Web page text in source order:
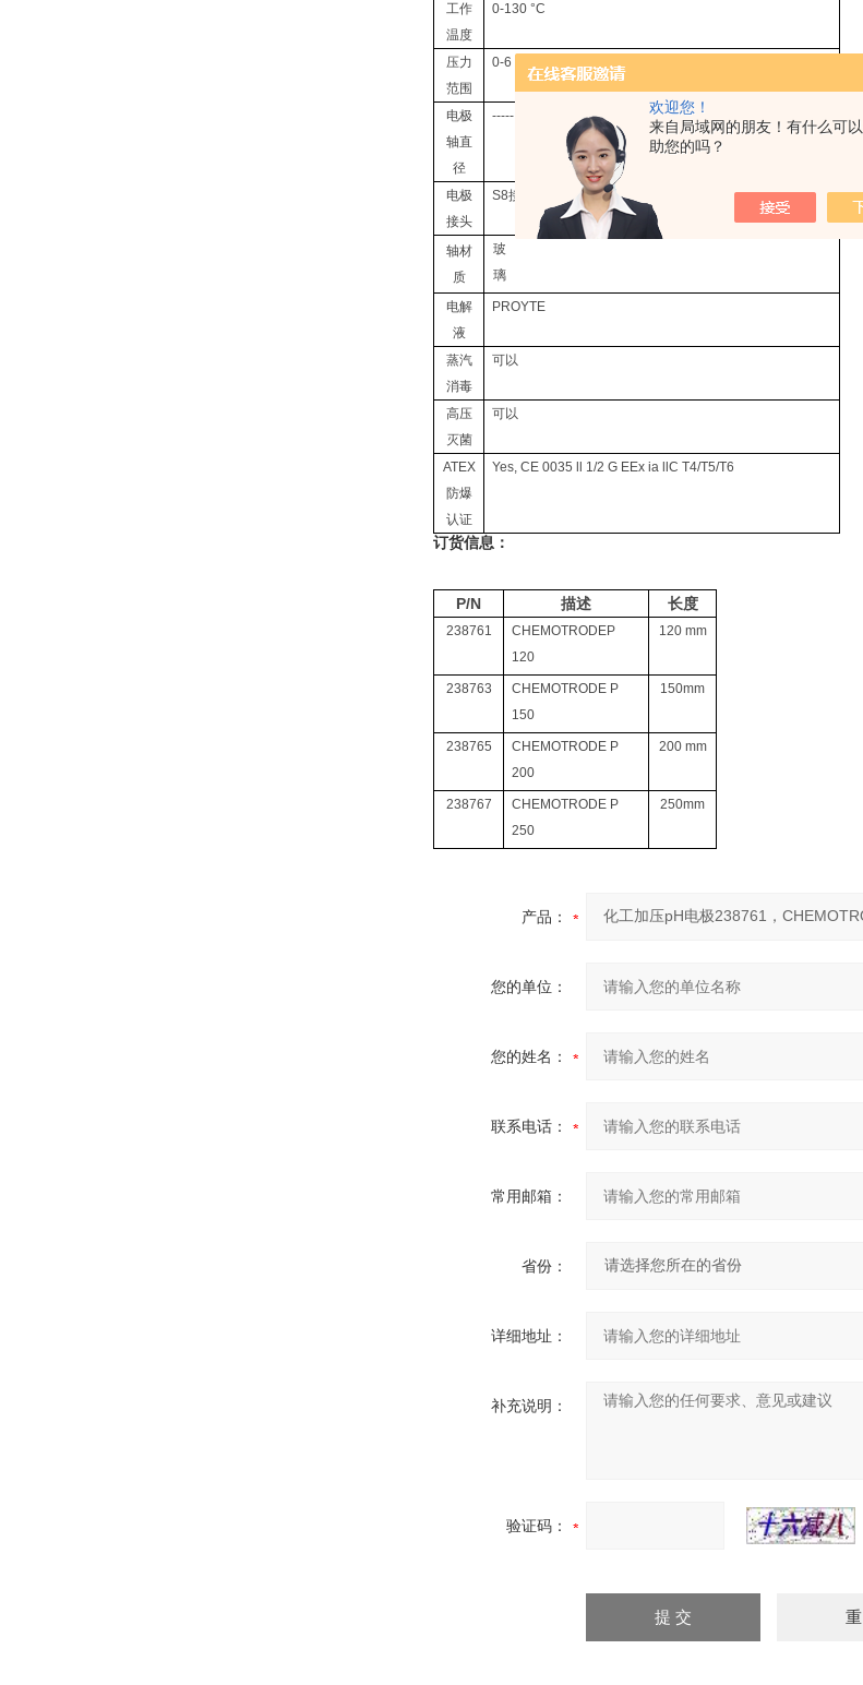
欢迎您！
来自局域网的朋友！有什么可
助您的吗？
工作
温度
0-130 °C
压力
范围
0-6 bar
电极
轴直
径
-----
电极
接头
S8接头
轴材
质
玻
璃
电解
液
PROYTE
蒸汽
消毒
可以
高压
灭菌
可以
ATEX
防爆
认证
Yes, CE 0035 ll 1/2 G EEx ia llC T4/T5/T6
订货信息：
P/N 描述 长度
238761 CHEMOTRODEP
120
120 mm
238763
CHEMOTRODE P
150
150mm
238765
CHEMOTRODE P
200
200mm
238767
CHEMOTRODE P
250
250mm
产品：
您的单位：
您的姓名：
联系电话：
常用邮箱：
省份：
详细地址：
补充说明：
验证码：